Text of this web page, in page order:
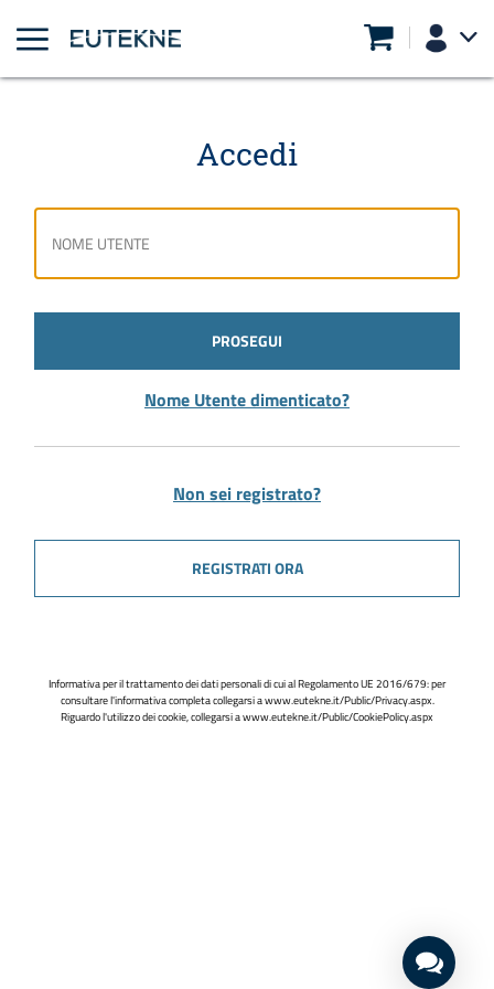
Accedi
PROSEGUI
Nome Utente dimenticato?
Non sei registrato?
REGISTRATI ORA
Informativa per il trattamento dei dati personali di cui al Regolamento UE 2016/679: per
consultare l'informativa completa collegarsi awww.eutekne.it/Public/Privacy.aspx.
Riguardo l'utilizzo dei cookie, collegarsi awww.eutekne.it/Public/CookiePolicy.aspx